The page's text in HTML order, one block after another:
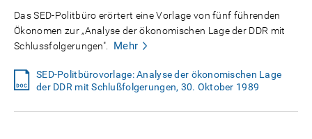
Das SED-Politbüro erörtert eine Vorlage von fünf führenden
Ökonomen zur „Analyse der ökonomischen Lage der DDR mit
Schlussfolgerungen".
Mehr
SED-Politbürovorlage: Analyse der ökonomischen Lage
der DDR mit Schlußfolgerungen, 30. Oktober 1989